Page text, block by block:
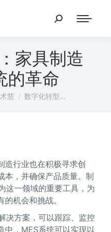
家具制造
的革命
慧 数字化转型…
造行业也在积极寻求创
本，并确保产品质量。制
这一领域的重要工具，为
机会和挑战。
决方案，可以跟踪、监控
中，MES系统可以实现以